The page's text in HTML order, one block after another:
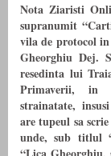
Nota Ziaristi
supranumit
vila de protocol
Gheorghiu Dej.
resedinta lui
Primaverii,
strainatate,
are tupeul sa
unde, sub titlul